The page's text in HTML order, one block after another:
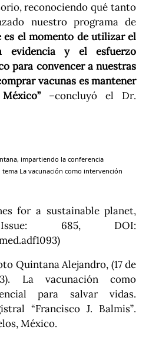
reconociendo qué tanto
nuestro programa de
es el momento de utilizar el
evidencia y el esfuerzo
para convencer a nuestras
vacunas es mantener
–concluyó el Dr.
impartiendo la conferencia
tema La vacunación como intervención
for a sustainable planet,
Issue: 685, DOI:
Quintana Alejandro, (17 de
La vacunación como
para salvar vidas.
“Francisco J. Balmis”.
México.